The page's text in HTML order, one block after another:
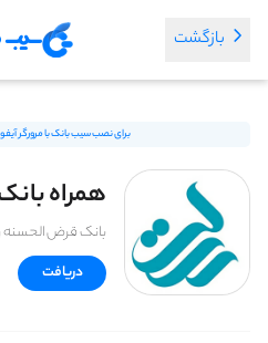
بازگشت
برای نصب سیب بانک با مرورگر
همراه
بانک قرض الحسنه
دریافت